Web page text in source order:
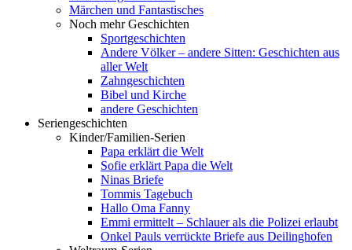
Märchen und Fantastisches
Noch mehr Geschichten
Sportgeschichten
Andere Völker – andere Sitten: Geschichten aus
aller Welt
Zahngeschichten
Bibel und Kirche
andere Geschichten
Seriengeschichten
Kinder/Familien-Serien
Papa erklärt die Welt
Sofie erklärt Papa die Welt
Ninas Briefe
Tommis Tagebuch
Hallo Oma Fanny
Emmi ermittelt – Schlauer als die Polizei erlaubt
Onkel Pauls verrückte Briefe aus Deilinghofen